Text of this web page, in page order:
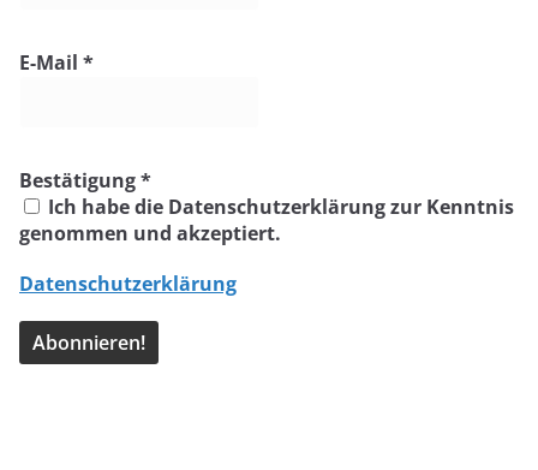
E-Mail *
Bestätigung*
Ich habe die Datenschutzerklärung zur Kenntnis
genommen und akzeptiert.
Datenschutzerklärung